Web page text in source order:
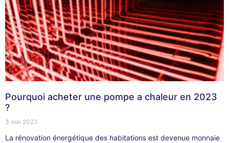
Pourquoi acheter une pompe a chaleur en 2023
?
3 mai 2023
La rénovation énergétique des habitations est devenue monnaie